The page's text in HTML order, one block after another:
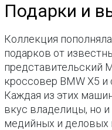
Подарки и
Коллекция
подарков от
представительский
кроссовер BMW X5 и
Каждая из этих
вкус владелицы, но
медийных и деловых